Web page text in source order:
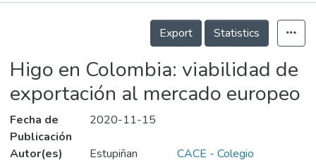
Información de la Publicación
Export
Statistics
Higo en Colombia: viabilidad de
exportación al mercado europeo
Fecha de
Publicación
2020-11-15
Autor(es)
Estupiñan
CACE - Colegio